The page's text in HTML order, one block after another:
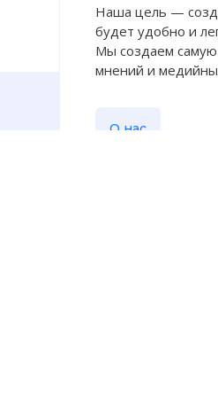
Наша цель —
будет удобно и
Мы создаем самую
мнений и
О нас